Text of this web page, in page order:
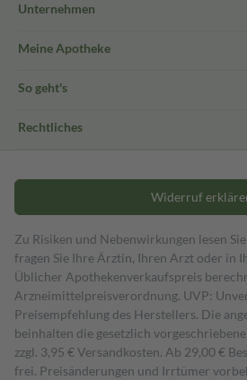
Unternehmen
Meine Apotheke
So geht's
Rechtliches
Widerruf
Zu Risiken und Nebenwirkungen lesen
fragen Sie Ihre Ärztin, Ihren Arzt oder in
Üblicher Apothekenverkaufspreis
Arzneimittelpreisverordnung. UVP:
Preisempfehlung des Herstellers. Die
beinhalten die gesetzlich
zzgl. 3,95 € Versandkosten. Ab 29,00 €
frei. Preisänderungen und Irrtümer